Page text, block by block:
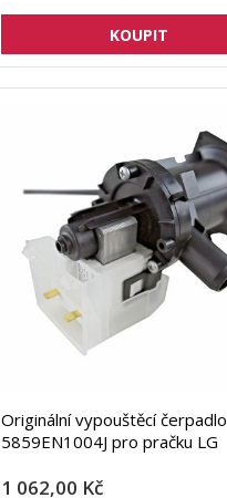
Originální vypouštěcí čerpadlo
5859EN1004J pro pračku LG
1 062,00 Kč